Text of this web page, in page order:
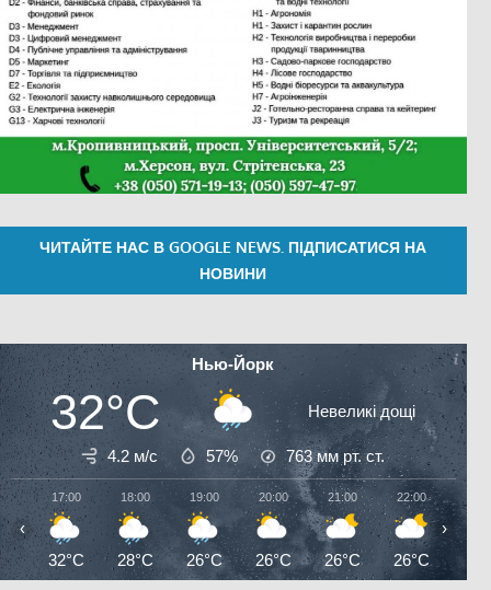
ЧИТАЙТЕ НАС В GOOGLE NEWS. ПІДПИСАТИСЯ НА
НОВИНИ
Нью-Йорк
32°C Невеликі дощі
4.2 м/с 57% 763мм рт. ст.
17:00
32°C
18:00
28°C
19:00
26°C
20:00
26°C
21:00
26°C
22:00
26°C
‹ ›